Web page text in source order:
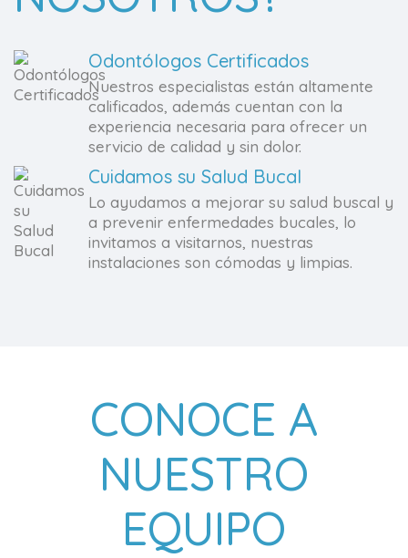
Odontólogos Certificados
Nuestros especialistas están altamente
calificados, además cuentan con la
experiencia necesaria para ofrecer un
servicio de calidad y sin dolor.
Cuidamos su Salud Bucal
Lo ayudamos a mejorar su salud buscal y
a prevenir enfermedades bucales, lo
invitamos a visitarnos, nuestras
instalaciones son cómodas y limpias.
CONOCE A
NUESTRO
EQUIPO